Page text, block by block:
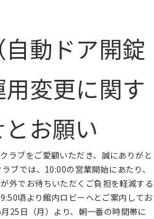
動ドア開錠
変更に関す
お願い
ラブをご愛顧いただき、誠にありがと
ブでは、10:00の営業開始にあたり、
外でお待ちいただくご負担を軽減する
頃より館内ロビーへとご案内してお
25日（月）より、朝一番の時間帯に